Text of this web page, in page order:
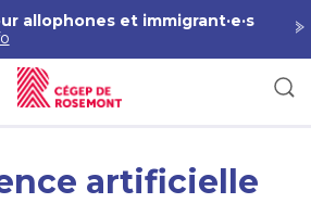
allophones et immigrant·e·s
artificielle